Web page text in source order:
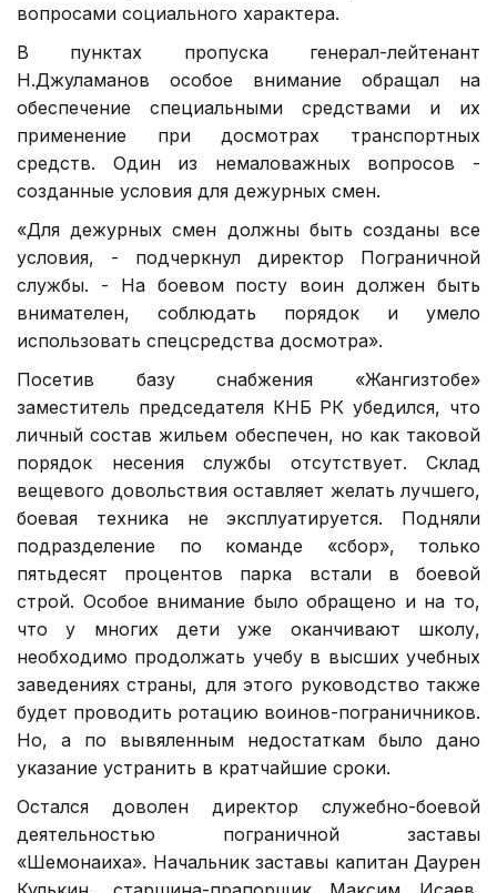
вопросами социального характера.
В пунктах пропуска генерал-лейтенант
Н.Джуламанов особое внимание обращал на
обеспечение специальными средствами и их
применение при досмотрах транспортных
средств. Один из немаловажных вопросов -
созданные условия для дежурных смен.
«Для дежурных смен должны быть созданы все
условия, - подчеркнул директор Пограничной
службы. - На боевом посту воин должен быть
внимателен, соблюдать порядок и умело
использовать спецсредства досмотра».
Посетив базу снабжения «Жангизтобе»
заместитель председателя КНБ РК убедился, что
личный состав жильем обеспечен, но как таковой
порядок несения службы отсутствует. Склад
вещевого довольствия оставляет желать лучшего,
боевая техника не эксплуатируется. Подняли
подразделение по команде «сбор», только
пятьдесят процентов парка встали в боевой
строй. Особое внимание было обращено и на то,
что у многих дети уже оканчивают школу,
необходимо продолжать учебу в высших учебных
заведениях страны, для этого руководство также
будет проводить ротацию воинов-пограничников.
Но, а по вывяленным недостаткам было дано
указание устранить в кратчайшие сроки.
Остался доволен директор служебно-боевой
деятельностью пограничной заставы
«Шемонаиха». Начальник заставы капитан Даурен